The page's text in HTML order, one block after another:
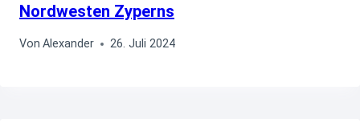
Nordwesten Zyperns
Von Alexander 26. Juli 2024